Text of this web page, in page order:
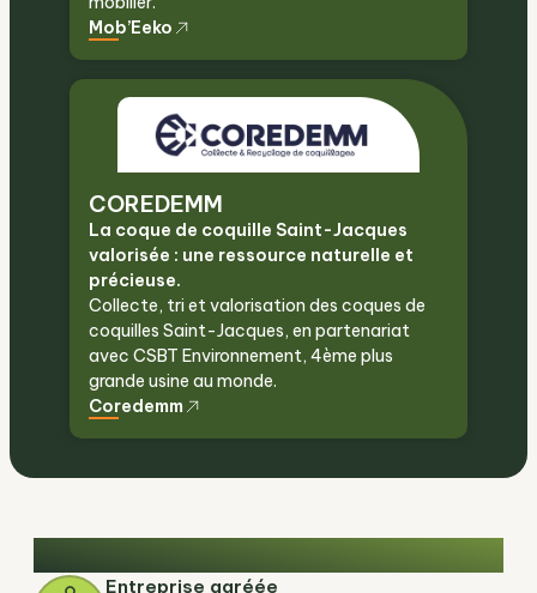
Mob’Eeko
COREDEMM
La coque de coquille Saint-Jacques
valorisée : une ressource naturelle et
précieuse.
Collecte, tri et valorisation des coques de
coquilles Saint-Jacques, en partenariat
avec CSBT Environnement, 4ème plus
grande usine au monde.
Coredemm
Entreprise agréée